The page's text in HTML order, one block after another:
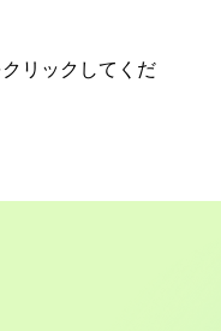
クリックしてくだ